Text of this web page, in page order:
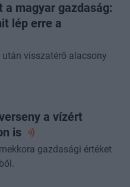
magyar gazdaság:
lép erre a
visszatérő alacsony
a vízért
is
gazdasági értéket